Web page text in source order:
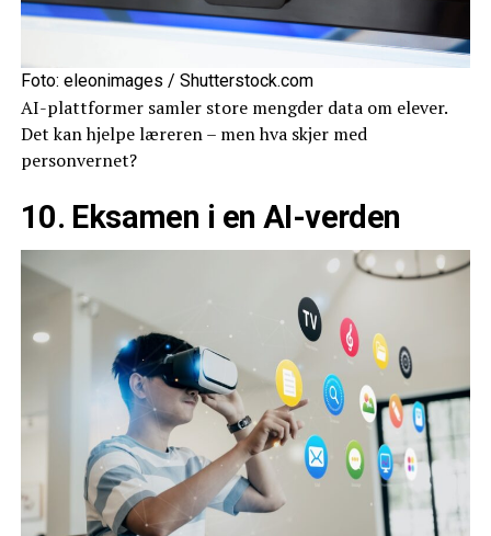
Foto: eleonimages / Shutterstock.com
AI-plattformer samler store mengder data om elever.
Det kan hjelpe læreren – men hva skjer med
personvernet?
10. Eksamen i en AI-verden